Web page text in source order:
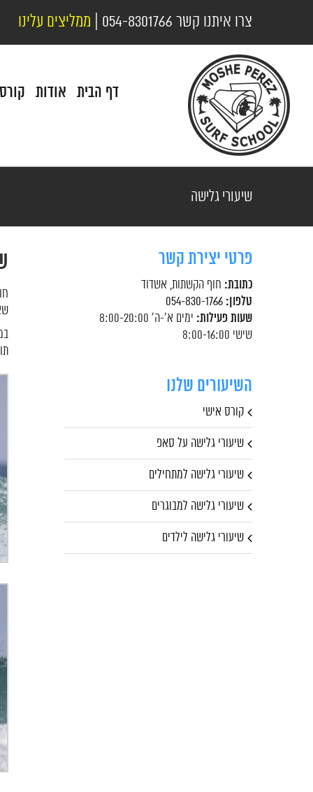
צרו איתנו קשר 054-8301766 ממליצים עלינו
דף הבית אודות
שיעורי גלישה
פרטי יצירת קשר
כתובת: חוף הקשתות, אשדוד
טלפון: 054-830-1766
שעות פעילות: ימים א'-ה' 8:00-20:00
שישי 8:00-16:00
השיעורים שלנו
קורס אישי
שיעורי גלישה על סאפ
שיעורי גלישה למתחילים
שיעורי גלישה למבוגרים
שיעורי גלישה לילדים